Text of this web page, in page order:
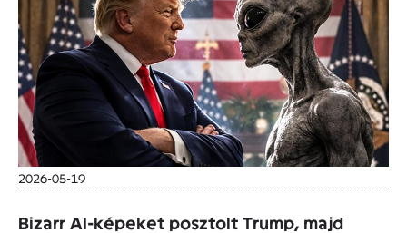
2026-05-19
Bizarr AI-képeket posztolt Trump, majd